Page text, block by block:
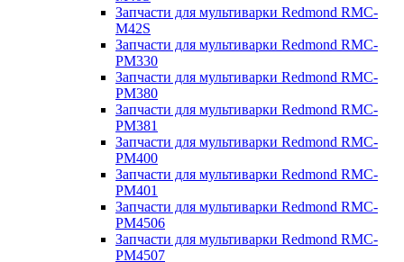
Запчасти для мультиварки Redmond RMC-
M42S
Запчасти для мультиварки Redmond RMC-
PM330
Запчасти для мультиварки Redmond RMC-
PM380
Запчасти для мультиварки Redmond RMC-
PM381
Запчасти для мультиварки Redmond RMC-
PM400
Запчасти для мультиварки Redmond RMC-
PM401
Запчасти для мультиварки Redmond RMC-
PM4506
Запчасти для мультиварки Redmond RMC-
PM4507